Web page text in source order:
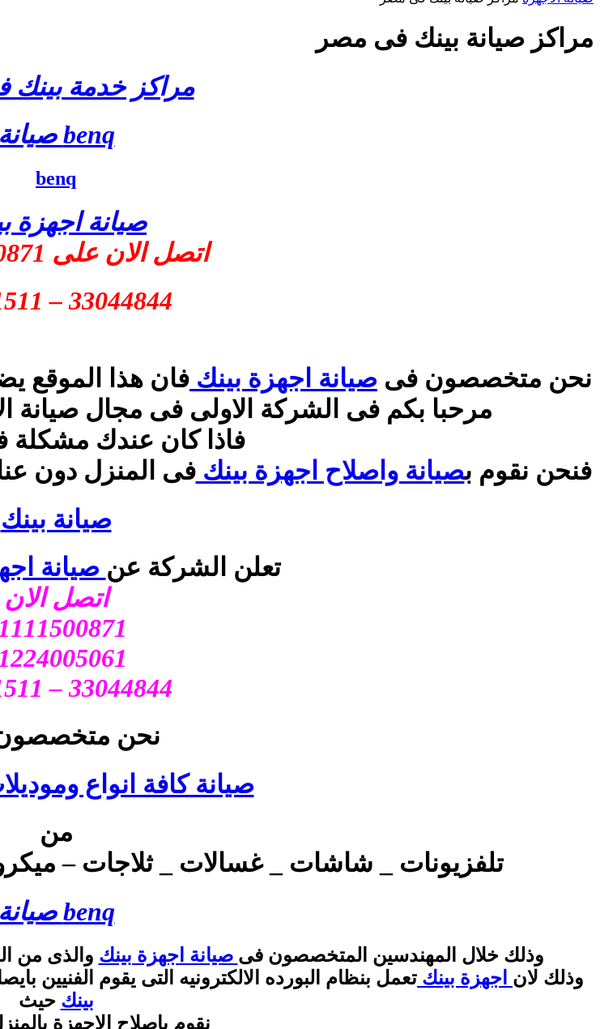
مراكز صيانة بينك فى مصر
مراكز خدمة
benq صيانة
benq
صيانة اجهزة
اتصل الان على 01111500871
33044844 – 33451511
نحن متخصصون فى صيانة اجهزة بينك فان هذا الموقع
مرحبا بكم فى الشركة الاولى فى مجال صيانة
فاذا كان عندك مشكلة
فنحن نقوم بصيانة واصلاح اجهزة بينكفى المنزل دون
صيانة بينك
تعلن الشركة عن صيانة
اتصل الان
33044844 – 33451511
نحن
صيانة كافة انواع
من
تلفزيونات _ شاشات _ غسالات _ ثلاجات –
benq صيانة
وذلك خلال المهندسين المتخصصون فى صيانة اجهزة بينك والذى من
وذلك لان اجهزة بينك تعمل بنظام البورده الالكترونيه التى يقوم الفنيين
بينك حيث
نقوم باصلاح الاجهزة